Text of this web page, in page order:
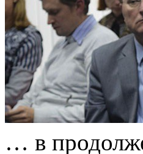
… в